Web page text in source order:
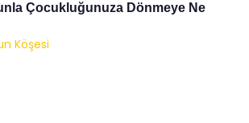
Çocukluğunuza Dönmeye Ne
Köşesi